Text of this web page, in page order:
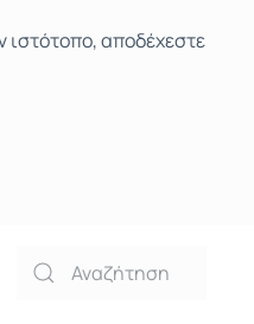
ιστότοπο, αποδέχεστε